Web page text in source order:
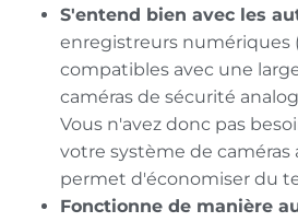
S'entend bien avec les
enregistreurs numériques
compatibles avec une
caméras de sécurité
Vous n'avez donc pas
votre système de caméras
permet d'économiser du
Fonctionne de manière